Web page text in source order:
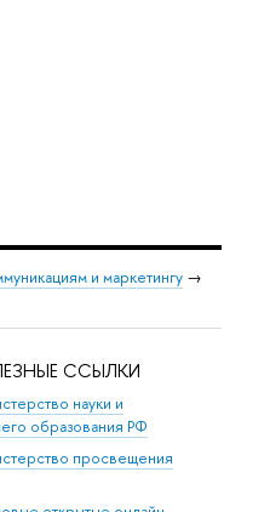
и маркетингу →
ССЫЛКИ
науки и
образования РФ
просвещения